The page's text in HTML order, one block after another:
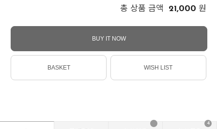
총 상품 금액 21,000 원
BUY IT NOW
BASKET WISH LIST
4